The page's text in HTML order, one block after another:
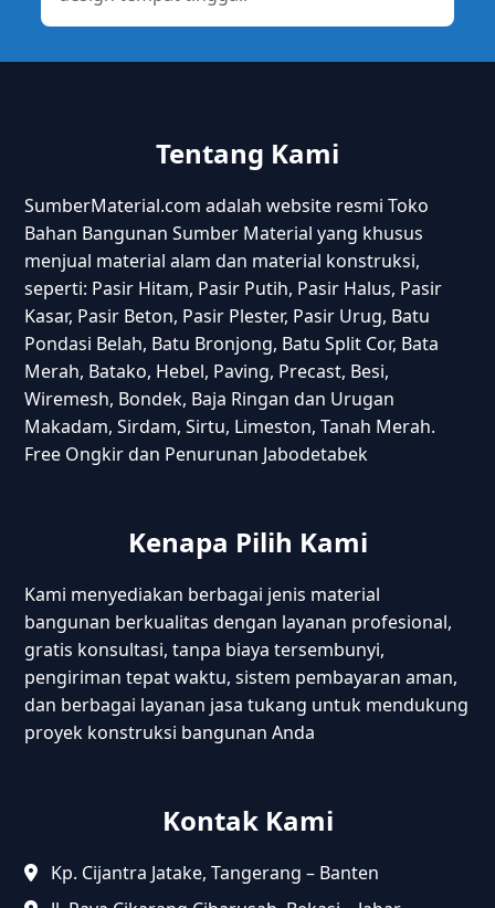
Tentang Kami
SumberMaterial.com adalah website resmi Toko
Bahan Bangunan Sumber Material yang khusus
menjual material alam dan material konstruksi,
seperti: Pasir Hitam, Pasir Putih, Pasir Halus, Pasir
Kasar, Pasir Beton, Pasir Plester, Pasir Urug, Batu
Pondasi Belah, Batu Bronjong, Batu Split Cor, Bata
Merah, Batako, Hebel, Paving, Precast, Besi,
Wiremesh, Bondek, Baja Ringan dan Urugan
Makadam, Sirdam, Sirtu, Limeston, Tanah Merah.
Free Ongkir dan Penurunan Jabodetabek
Kenapa Pilih Kami
Kami menyediakan berbagai jenis material
bangunan berkualitas dengan layanan profesional,
gratis konsultasi, tanpa biaya tersembunyi,
pengiriman tepat waktu, sistem pembayaran aman,
dan berbagai layanan jasa tukang untuk mendukung
proyek konstruksi bangunan Anda
Kontak Kami
Kp. Cijantra Jatake, Tangerang – Banten